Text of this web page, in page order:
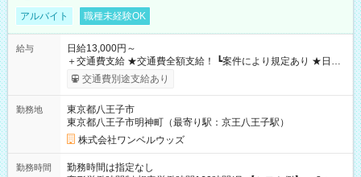
アルバイト 職種未経験OK
給与
日給13,000円～
＋交通費支給 ★交通費全額支給！ ┗案件により規定あり ★日払
いOK！（規定あり） ┗働いたその日に現金GET♪ お仕事後はコ
ンビニATMから 日払い分を引き落とせます！ 【試用期間】試
交通費別途支給あり
勤務地
東京都八王子市
東京都八王子市明神町（最寄り駅：京王八王子駅）
株式会社ワンベルウッズ
勤務時間
勤務時間は指定なし